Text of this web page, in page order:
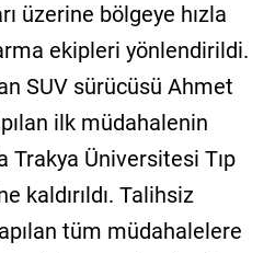
üzerine bölgeye hızla
ekipleri yönlendirildi.
SUV sürücüsü Ahmet
ilk müdahalenin
Trakya Üniversitesi Tıp
kaldırıldı. Talihsiz
tüm müdahalelere